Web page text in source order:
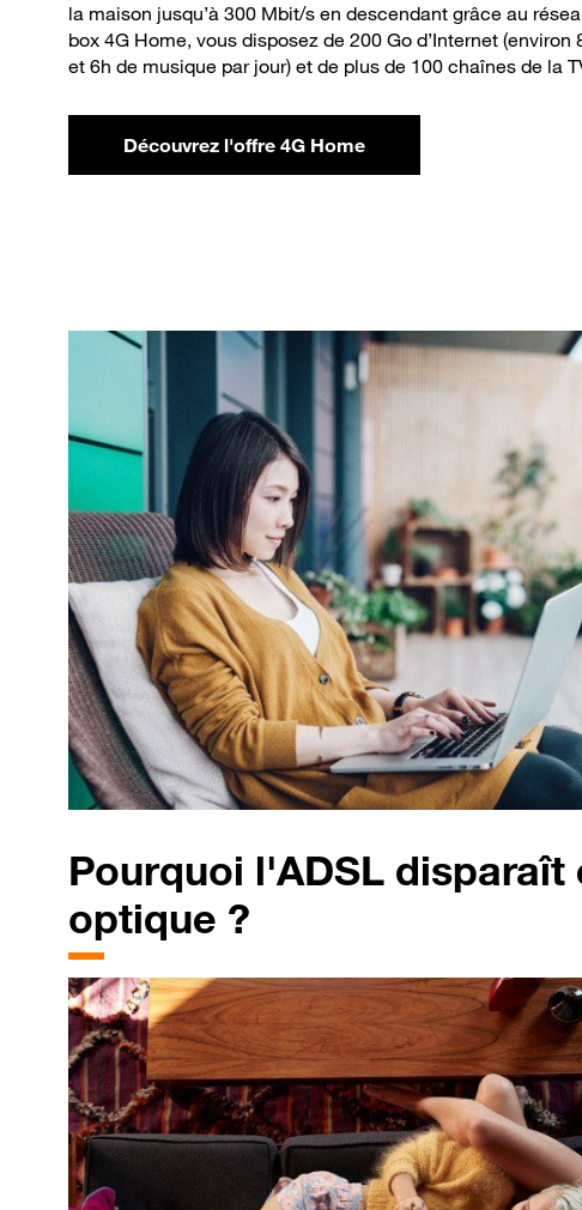
la maison jusqu’à 300 Mbit/s en descendant grâce au
box 4G Home, vous disposez de 200 Go d’Internet (environ
et 6h de musique par jour) et de plus de 100 chaînes de la
Découvrez l'offre 4G Home
Pourquoi l'ADSL
optique ?